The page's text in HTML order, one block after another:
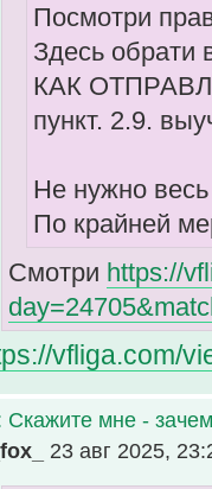
Посмотри
Здесь обрати
КАК
пункт. 2.9.
Не нужно весь
По крайней
Смотри https://
vfliga.com/
Скажите мне -
_fox_
23 авг 2025,